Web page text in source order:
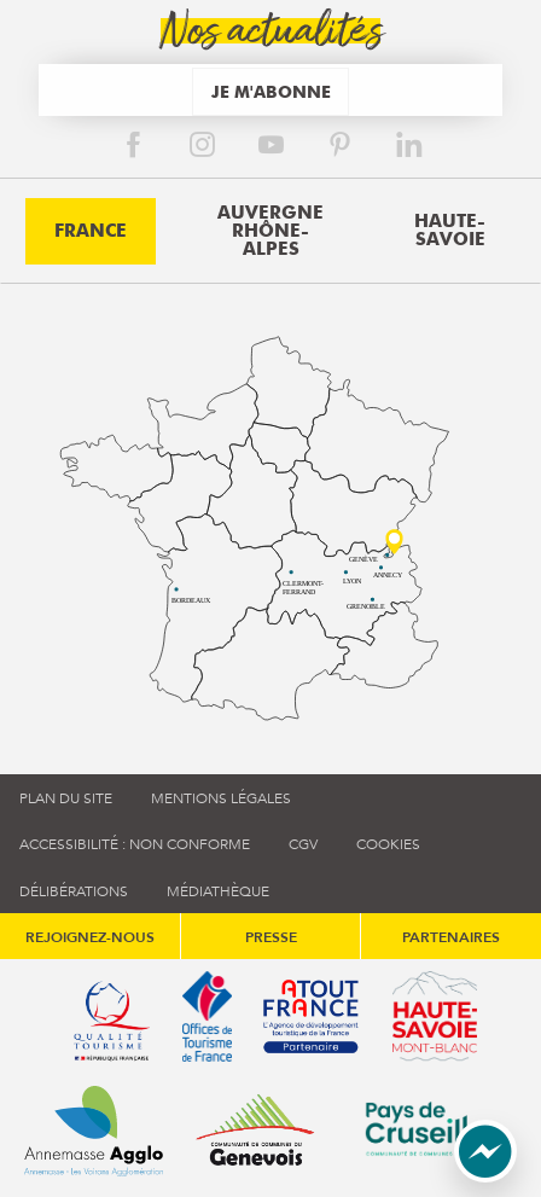
Nos actualités
JE M'ABONNE
FRANCE
AUVERGNE
RHÔNE-
ALPES
HAUTE-
SAVOIE
BORDEAUX
CLERMONT-
FERRAND
LYON
ANNECY
GRENOBLE
GENÈVE
PLAN DU SITE MENTIONS LÉGALES
ACCESSIBILITÉ : NON CONFORME CGV COOKIES
DÉLIBÉRATIONS MÉDIATHÈQUE
REJOIGNEZ-NOUS PRESSE PARTENAIRES
Qualité tourisme (s'ouvre dans une nouvelle fenêtre)
Office de tourisme de France (s'ouvre
Atout France (s'ouvre dans
Annemasse Agglo (s'ouvre dans une nouvelle fenêtre)
Communauté de communes du
Communauté de